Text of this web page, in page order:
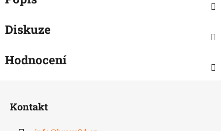
Diskuze
Hodnocení
Kontakt